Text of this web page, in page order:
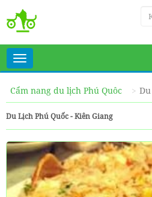
Toggle
navigation
Cẩm nang du lịch Phú Quôc
Du Lịch Phú Quốc - Kiên Giang